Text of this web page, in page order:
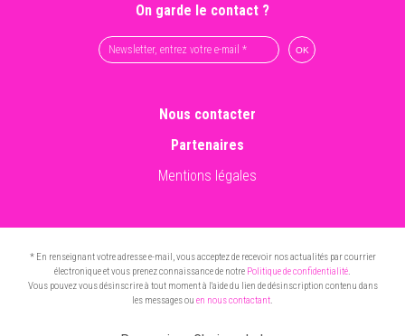
On garde le contact ?
Nous contacter
Partenaires
Mentions légales
* En renseignant votre adresse e-mail, vous acceptez de recevoir nos actualités par courrier
électronique et vous prenez connaissance de notre Politique de confidentialité.
Vous pouvez vous désinscrire à tout moment à l'aide du lien de désinscription contenu dans
les messages ou en nous contactant.